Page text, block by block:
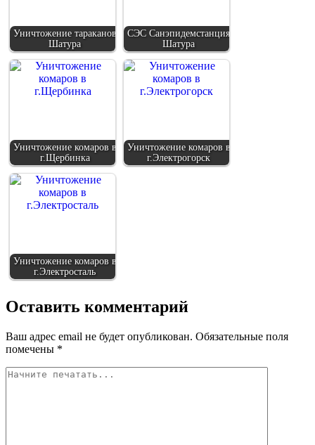
Уничтожение тараканов
Шатура
СЭС Санэпидемстанция
Шатура
Уничтожение комаров в
г.Щербинка
Уничтожение комаров в
г.Электрогорск
Уничтожение комаров в
г.Электросталь
Оставить комментарий
Ваш адрес email не будет опубликован. Обязательные поля
помечены *